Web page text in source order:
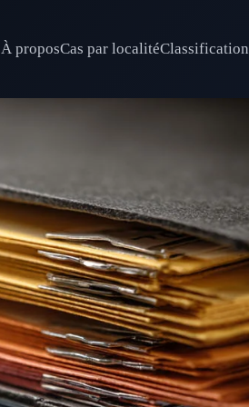
À proposCas par localitéClassification